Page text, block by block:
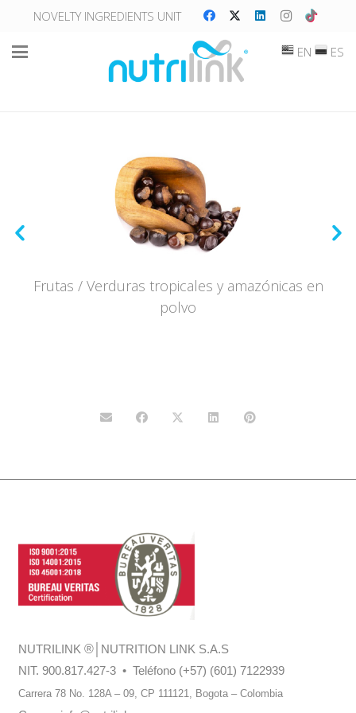
NOVELTY INGREDIENTS UNIT
EN ES
Frutas / Verduras tropicales y amazónicas en
polvo
NUTRILINK ®│NUTRITION LINK S.A.S
NIT. 900.817.427-3 • Teléfono (+57) (601) 7122939
Carrera 78 No. 128A – 09, CP 111121, Bogota – Colombia